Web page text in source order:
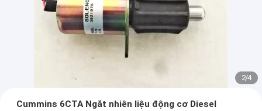
2/4
Cummins 6CTA Ngắt nhiên liệu động cơ Diesel